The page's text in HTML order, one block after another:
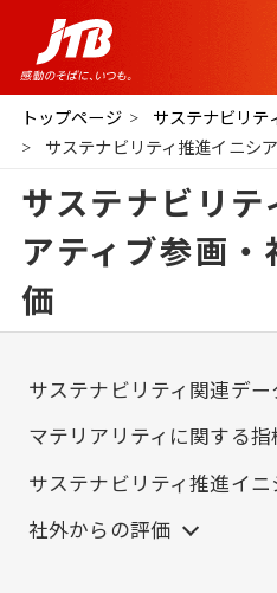
トップページ
サステナビリテ
サステナビリティ推進イニシ
サステナビリ
アティブ参画
価
サステナビリティ関連デー
マテリアリティに関する
サステナビリティ推進イ
社外からの評価